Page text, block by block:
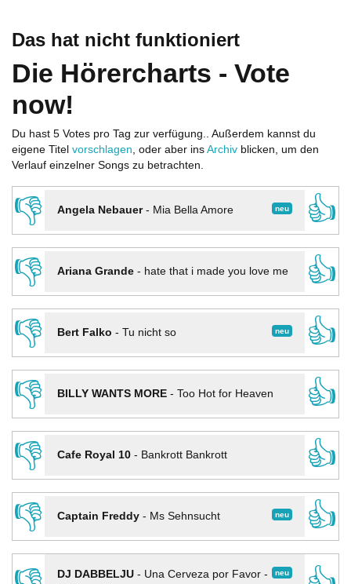
Das hat nicht funktioniert
Die Hörercharts - Vote
now!
Du hast 5 Votes pro Tag zur verfügung.. Außerdem kannst du
eigene Titel vorschlagen, oder aber ins Archiv blicken, um den
Verlauf einzelner Songs zu betrachten.
👎 neu
Angela Nebauer- Mia Bella Amore
👍
👎
Ariana Grande- hate that i made you love me
👍
👎
neu
Bert Falko - Tu nicht so
👍
👎
BILLY WANTS MORE- Too Hot for Heaven
👍
👎
Cafe Royal 10- Bankrott Bankrott
👍
👎
neu
Captain Freddy- Ms Sehnsucht
👍
neu
DJ DABBELJU- Una Cerveza por Favor -